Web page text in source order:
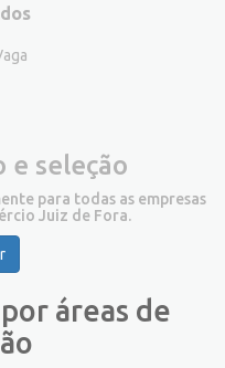
e seleção
para todas as empresas
Juiz de Fora.
áreas de